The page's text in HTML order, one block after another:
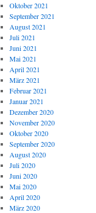
Oktober 2021
September 2021
August 2021
Juli 2021
Juni 2021
Mai 2021
April 2021
März 2021
Februar 2021
Januar 2021
Dezember 2020
November 2020
Oktober 2020
September 2020
August 2020
Juli 2020
Juni 2020
Mai 2020
April 2020
März 2020